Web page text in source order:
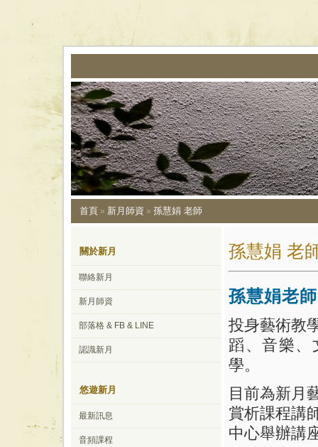
首頁 » 新月師資 » 孫慧娟 老師
關於新月
聯絡新月
新月師資
部落格 & FB & LINE
認識新月
悠遊新月
最新訊息
音頻課程
孫慧娟 老
孫慧娟老師
投身藝術教
蹈、音樂、
學。
目前為新月
賞析課程講
中心舉辦講